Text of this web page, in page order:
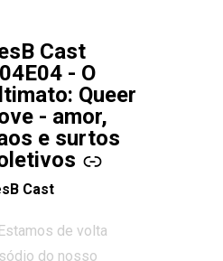
Cast
- O
Queer
- amor,
e surtos
Cast
de volta
do nosso